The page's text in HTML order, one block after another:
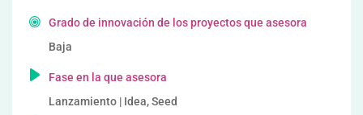
Grado de innovación de los proyectos que asesora
Baja
Fase en la que asesora
Lanzamiento | Idea, Seed